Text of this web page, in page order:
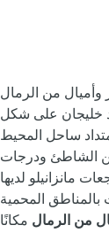
من الرمال
خليجان على شكل
ساحل المحيط
يقرب من 13 كيلومترًا من الشاطئ ودرجات
عن 21 درجة أن منتجعات مانزانيلو لديها
بالمناطق المحمية
من الرمال مكانًا